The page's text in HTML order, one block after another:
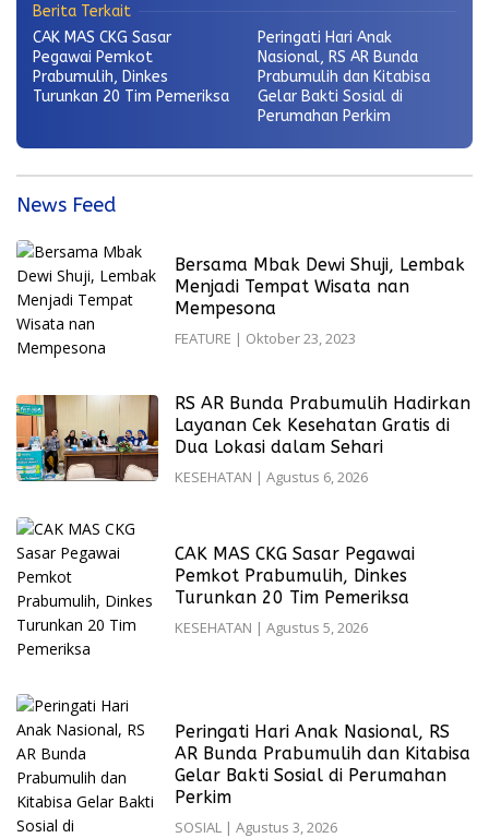
Berita Terkait
CAK MAS CKG Sasar
Pegawai Pemkot
Prabumulih, Dinkes
Turunkan 20 Tim Pemeriksa
Peringati Hari Anak
Nasional, RS AR Bunda
Prabumulih dan Kitabisa
Gelar Bakti Sosial di
Perumahan Perkim
News Feed
Bersama Mbak Dewi Shuji, Lembak
Menjadi Tempat Wisata nan
Mempesona
FEATURE | Oktober 23, 2023
RS AR Bunda Prabumulih Hadirkan
Layanan Cek Kesehatan Gratis di
Dua Lokasi dalam Sehari
KESEHATAN | Agustus 6, 2026
CAK MAS CKG Sasar Pegawai
Pemkot Prabumulih, Dinkes
Turunkan 20 Tim Pemeriksa
KESEHATAN | Agustus 5, 2026
Peringati Hari Anak Nasional, RS
AR Bunda Prabumulih dan Kitabisa
Gelar Bakti Sosial di Perumahan
Perkim
SOSIAL | Agustus 3, 2026